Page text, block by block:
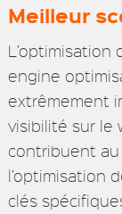
Meilleur
L’optimisation
engine
extrêmement
visibilité sur le
contribuent au
l’optimisation
clés